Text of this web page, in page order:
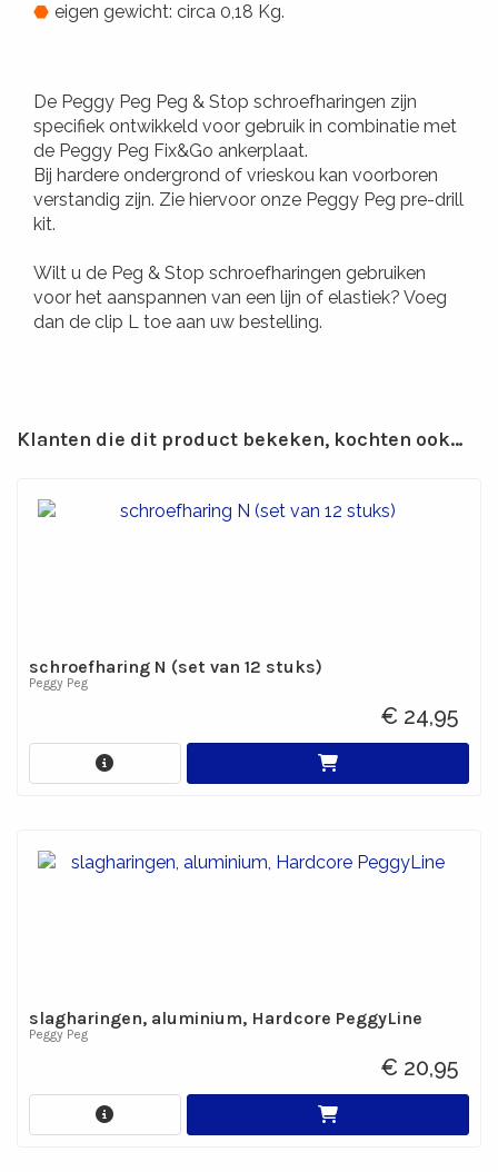
eigen gewicht: circa 0,18 Kg.
De Peggy Peg Peg & Stop schroefharingen zijn
specifiek ontwikkeld voor gebruik in combinatie met
de Peggy Peg Fix&Go ankerplaat.
Bij hardere ondergrond of vrieskou kan voorboren
verstandig zijn. Zie hiervoor onze Peggy Peg pre-drill
kit.
Wilt u de Peg & Stop schroefharingen gebruiken
voor het aanspannen van een lijn of elastiek? Voeg
dan de clip L toe aan uw bestelling.
Klanten die dit product bekeken, kochten ook…
schroefharing N (set van 12 stuks)
Peggy Peg
€ 24,95
slagharingen, aluminium, Hardcore PeggyLine
Peggy Peg
€ 20,95